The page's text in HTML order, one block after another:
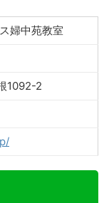
婦中苑教室
1092-2